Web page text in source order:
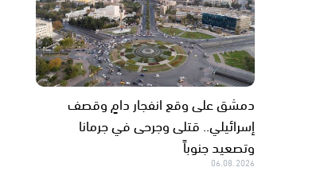
دمشق على وقع انفجار دامٍ وقصف
إسرائيلي.. قتلى وجرحى في جرمانا
وتصعيد جنوباً
06.08.2026